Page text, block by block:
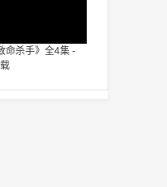
命杀手》全4集 -